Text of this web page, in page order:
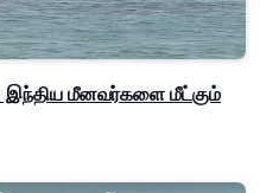
இந்திய மீனவர்களை மீட்கும்